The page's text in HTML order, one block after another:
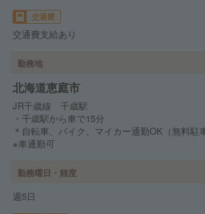
交通費
交通費支給あり
勤務地
北海道恵庭市
JR千歳線 千歳駅
・千歳駅から車で15分
＊自転車、バイク、マイカー通勤OK（無料駐
※車通勤可
勤務曜日・頻度
週5日